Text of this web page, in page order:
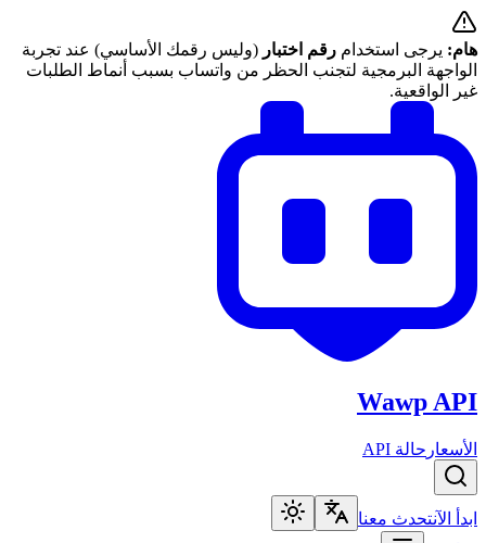
هام: يرجى استخدام رقم اختبار (وليس رقمك الأساسي) عند تجربة
الواجهة البرمجية لتجنب الحظر من واتساب بسبب أنماط الطلبات
غير الواقعية.
Wawp API
الأسعار حالة API
ابدأ الآنتحدث معنا